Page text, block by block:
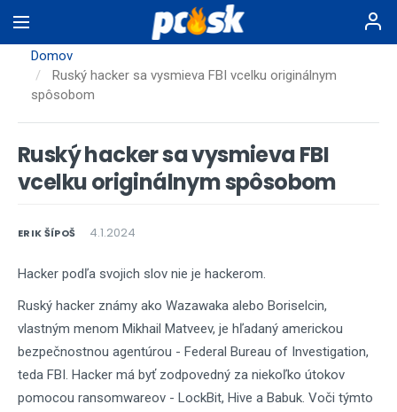
na
hlavnýDomov
Ruský hacker sa vysmieva FBI vcelku originálnym
spôsobom
Ruský hacker sa vysmieva FBI
vcelku originálnym spôsobom
ERIK ŠÍPOŠ 4.1.2024
Hacker podľa svojich slov nie je hackerom.
Ruský hacker známy ako Wazawaka alebo Boriselcin,
vlastným menom Mikhail Matveev, je hľadaný americkou
bezpečnostnou agentúrou - Federal Bureau of Investigation,
teda FBI. Hacker má byť zodpovedný za niekoľko útokov
pomocou ransomwareov - LockBit, Hive a Babuk. Voči týmto